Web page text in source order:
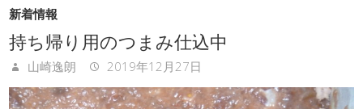
新着情報
持ち帰り用のつまみ仕込中
山崎逸朗 2019年12月27日